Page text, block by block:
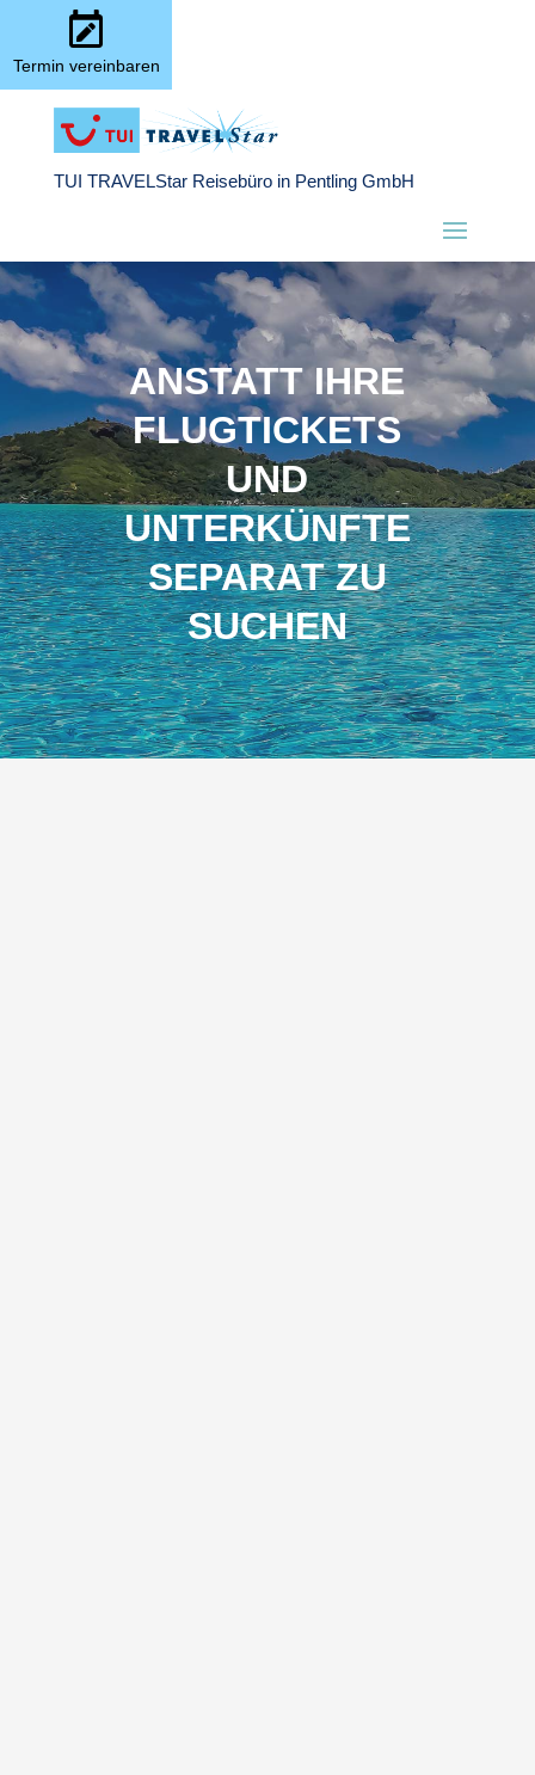
Termin vereinbaren
TUI TRAVELStar Reisebüro in Pentling GmbH
ANSTATT IHRE
FLUGTICKETS
UND
UNTERKÜNFTE
SEPARAT ZU
SUCHEN